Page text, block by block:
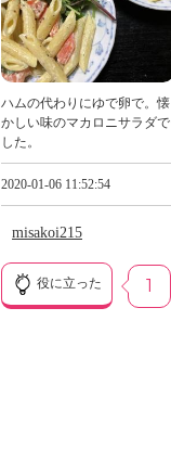
ハムの代わりにゆで卵で。懐
かしい味のマカロニサラダで
した。
2020-01-06 11:52:54
misakoi215
役に立った 1